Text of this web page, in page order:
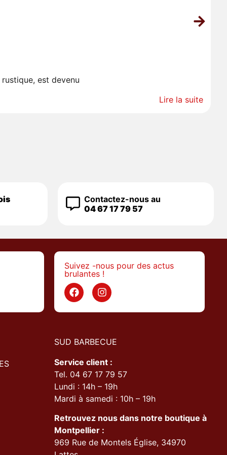
est devenu
Lire la suite
Contactez-nous au
04 67 17 79 57
Suivez -nous pour des actus
brulantes !
SUD BARBECUE
Service client :
Tel. 04 67 17 79 57
Lundi : 14h – 19h
Mardi à samedi : 10h – 19h
Retrouvez nous dans notre boutique à
Montpellier :
969 Rue de Montels Église, 34970